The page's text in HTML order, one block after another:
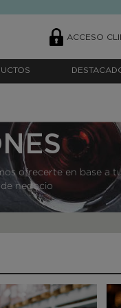
ACCESO
ofrecerte en base a
negocio